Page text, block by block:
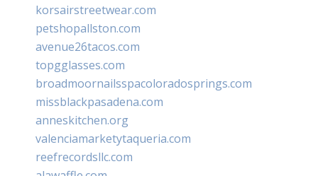
korsairstreetwear.com
petshopallston.com
avenue26tacos.com
topgglasses.com
broadmoornailsspacoloradosprings.com
missblackpasadena.com
anneskitchen.org
valenciamarketytaqueria.com
reefrecordsllc.com